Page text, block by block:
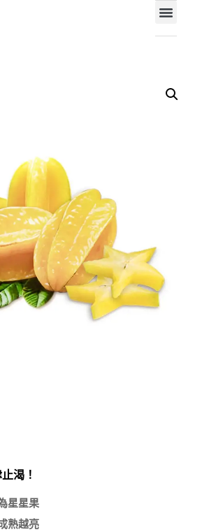
渴！
星星果
熟越亮